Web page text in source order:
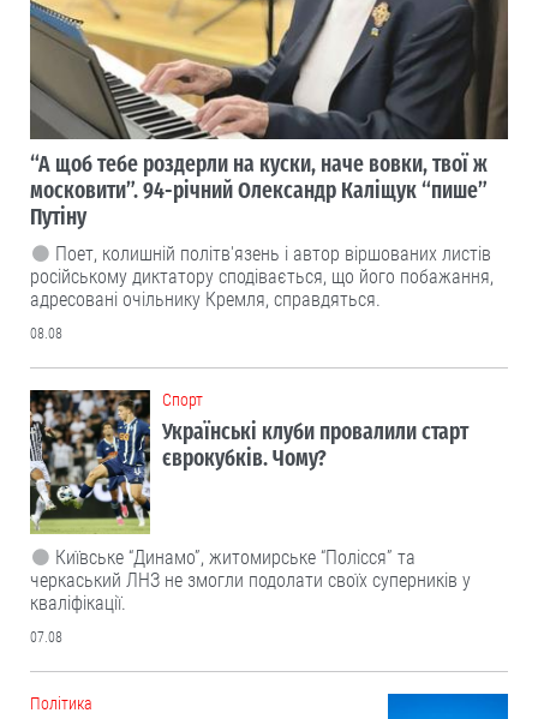
“А щоб тебе роздерли на куски, наче вовки, твої ж
московити”. 94-річний Олександр Каліщук “пише”
Путіну
Поет, колишній політв'язень і автор віршованих листів
російському диктатору сподівається, що його побажання,
адресовані очільнику Кремля, справдяться.
08.08
Cпорт
Українські клуби провалили старт
єврокубків. Чому?
Київське “Динамо”, житомирське “Полісся” та
черкаський ЛНЗ не змогли подолати своїх суперників у
кваліфікації.
07.08
Політика